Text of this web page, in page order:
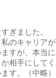
ぎました。
のキャリア
すが、本当
相手にして
す。（中略）